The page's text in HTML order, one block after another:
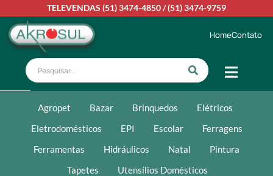
TELEVENDAS (51) 3474-4850/(51) 3474-9759
HomeContato
Agropet Bazar Brinquedos
Elétricos
Eletrodomésticos
EPI Escolar
Ferragens
Ferramentas
Hidráulicos Natal
Pintura
Tapetes
Utensílios Domésticos